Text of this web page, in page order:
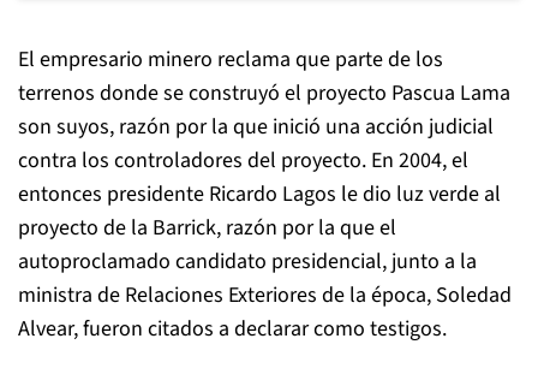
El empresario minero reclama que parte de los
terrenos donde se construyó el proyecto Pascua Lama
son suyos, razón por la que inició una acción judicial
contra los controladores del proyecto. En 2004, el
entonces presidente Ricardo Lagos le dio luz verde al
proyecto de la Barrick, razón por la que el
autoproclamado candidato presidencial, junto a la
ministra de Relaciones Exteriores de la época, Soledad
Alvear, fueron citados a declarar como testigos.